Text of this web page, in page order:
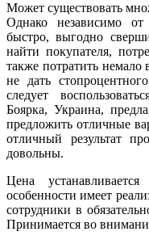
Может существовать
Однако независимо от
быстро, выгодно
найти покупателя,
также потратить немало
не дать
следует
Боярка, Украина,
предложить отличные
отличный результат
довольны.
Цена
особенности имеет
сотрудники в
Принимается во